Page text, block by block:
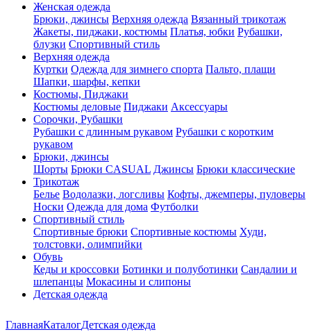
Женская одежда
Брюки, джинсы Верхняя одежда Вязанный трикотаж
Жакеты, пиджаки, костюмы Платья, юбки Рубашки,
блузки Спортивный стиль
Верхняя одежда
Куртки Одежда для зимнего спорта Пальто, плащи
Шапки, шарфы, кепки
Костюмы, Пиджаки
Костюмы деловые Пиджаки Аксессуары
Сорочки, Рубашки
Рубашки с длинным рукавом Рубашки с коротким
рукавом
Брюки, джинсы
Шорты Брюки CASUAL Джинсы Брюки классические
Трикотаж
Белье Водолазки, логсливы Кофты, джемперы, пуловеры
Носки Одежда для дома Футболки
Спортивный стиль
Спортивные брюки Спортивные костюмы Худи,
толстовки, олимпийки
Обувь
Кеды и кроссовки Ботинки и полуботинки Сандалии и
шлепанцы Мокасины и слипоны
Детская одежда
ГлавнаяКаталогДетская одежда